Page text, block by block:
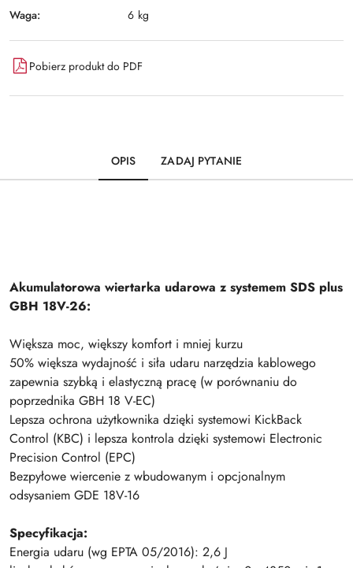
Waga: 6 kg
Pobierz produkt do PDF
OPIS ZADAJ PYTANIE
Akumulatorowa wiertarka udarowa z systemem SDS plus
GBH 18V-26:
Większa moc, większy komfort i mniej kurzu
50% większa wydajność i siła udaru narzędzia kablowego
zapewnia szybką i elastyczną pracę (w porównaniu do
poprzednika GBH 18 V-EC)
Lepsza ochrona użytkownika dzięki systemowi KickBack
Control (KBC) i lepsza kontrola dzięki systemowi Electronic
Precision Control (EPC)
Bezpyłowe wiercenie z wbudowanym i opcjonalnym
odsysaniem GDE 18V-16
Specyfikacja:
Energia udaru (wg EPTA 05/2016): 2,6 J